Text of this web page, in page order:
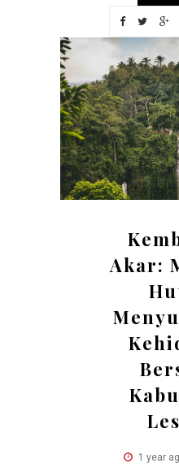
Akar:
1 year